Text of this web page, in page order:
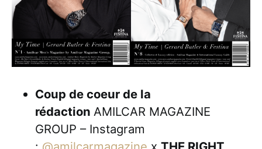
Coup de coeur de la
rédaction AMILCAR MAGAZINE
GROUP – Instagram